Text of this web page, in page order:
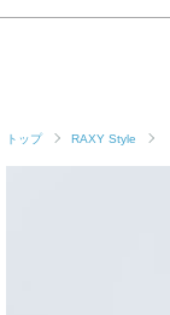
トップ RAXY Style